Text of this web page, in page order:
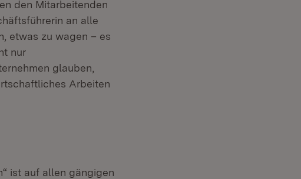
den Mitarbeitenden
an alle
etwas zu wagen – es
nur
glauben,
Arbeiten
ist auf allen gängigen